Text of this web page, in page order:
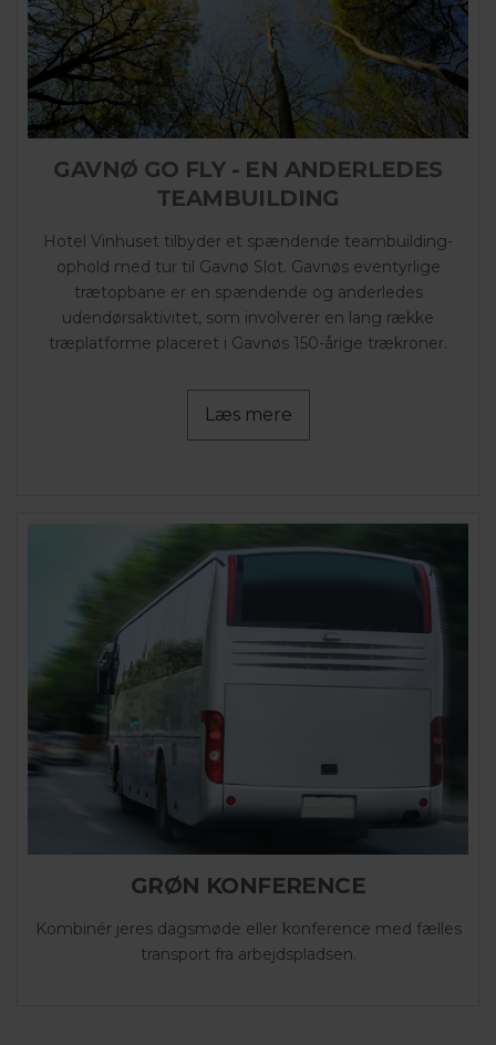
GAVNØ GO FLY - EN ANDERLEDES
TEAMBUILDING
Hotel Vinhuset tilbyder et spændende teambuilding-
ophold med tur til Gavnø Slot. Gavnøs eventyrlige
trætopbane er en spændende og anderledes
udendørsaktivitet, som involverer en lang række
træplatforme placeret i Gavnøs 150-årige trækroner.
Læs mere
GRØN KONFERENCE
Kombinér jeres dagsmøde eller konference med fælles
transport fra arbejdspladsen.